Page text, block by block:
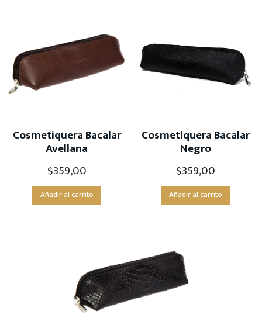
Cosmetiquera Bacalar
Avellana
$359,00
Añadir al carrito
Cosmetiquera Bacalar
Negro
$359,00
Añadir al carrito